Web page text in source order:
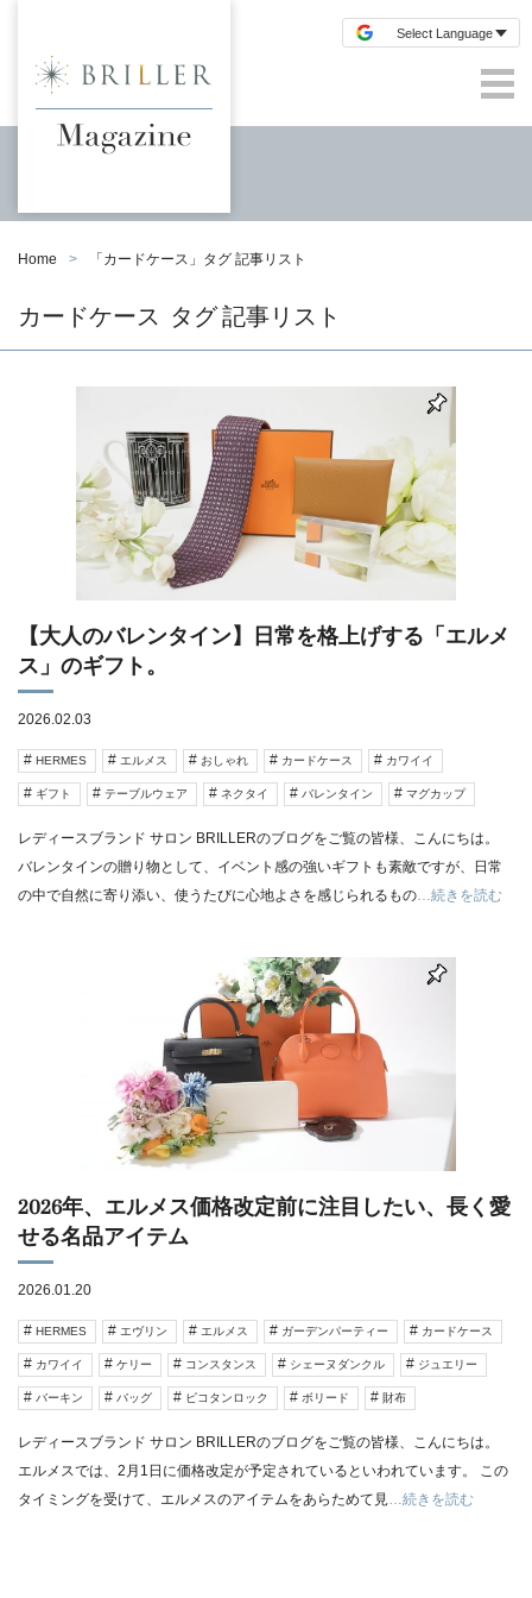
Home 「 カードケース 」タグ 記事リスト
カードケース タグ 記事リスト
【大人のバレンタイン】日常を格上げする「エルメ
ス」のギフト。
2026.02.03
HERMES エルメス おしゃれ カードケース カワイイ
ギフト テーブルウェア ネクタイ バレンタイン マグカップ
レディースブランド サロン BRILLERのブログをご覧の皆様、こんにちは。
バレンタインの贈り物として、イベント感の強いギフトも素敵ですが、日常
の中で自然に寄り添い、使うたびに心地よさを感じられるもの…続きを読む
2026年、エルメス価格改定前に注目したい、長く愛
せる名品アイテム
2026.01.20
HERMES エヴリン エルメス ガーデンパーティー カードケース
カワイイ ケリー コンスタンス シェーヌダンクル ジュエリー
バーキン バッグ ピコタンロック ボリード 財布
レディースブランド サロン BRILLERのブログをご覧の皆様、こんにちは。
エルメスでは、2月1日に価格改定が予定されているといわれています。 この
タイミングを受けて、エルメスのアイテムをあらためて見
…続きを読む